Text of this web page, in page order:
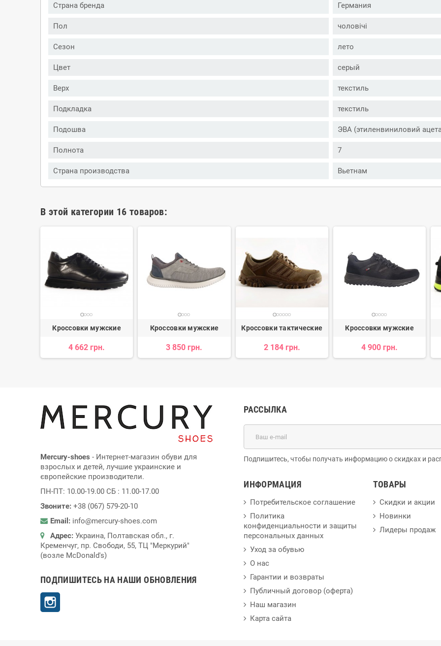
Страна бренда Германия
Пол чоловічі
Сезон лето
Цвет серый
Верх текстиль
Подкладка текстиль
Подошва ЭВА (этиленвиниловий
Полнота 7
Страна производства Вьетнам
В этой категории 16 товаров:
Кроссовки мужские
4 662 грн.
Кроссовки мужские
3 850 грн.
Кроссовки тактические
2 184 грн.
Кроссовки мужские
4 900 грн.
Mercury-shoes - Интернет-магазин обуви для
взрослых и детей, лучшие украинские и
європейские производители.
ПН-ПТ: 10.00-19.00 СБ : 11.00-17.00
Звоните: +38 (067) 579-20-10
Email: info@mercury-shoes.com
Адрес: Украина, Полтавская обл., г.
Кременчуг, пр. Свободи, 55, ТЦ "Меркурий"
(возле McDonald's)
ПОДПИШИТЕСЬ НА НАШИ ОБНОВЛЕНИЯ
РАССЫЛКА
Подпишитесь, чтобы получать информацию о скидках и
ИНФОРМАЦИЯ
Потребительское соглашение
Политика
конфиденциальности и защиты
персональных данных
Уход за обувью
О нас
Гарантии и возвраты
Публичный договор (оферта)
Наш магазин
Карта сайта
ТОВАРЫ
Скидки и акции
Новинки
Лидеры продаж